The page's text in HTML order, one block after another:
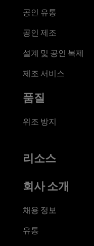
공인 유통
공인 제조
설계 및 공인 복제
제조 서비스
품질
위조 방지
리소스
회사 소개
채용 정보
유통